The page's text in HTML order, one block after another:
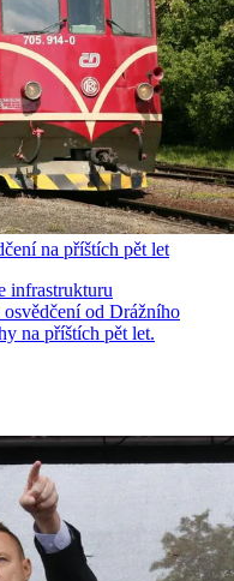
na příštích pět let
infrastrukturu
od Drážního
na příštích pět let.